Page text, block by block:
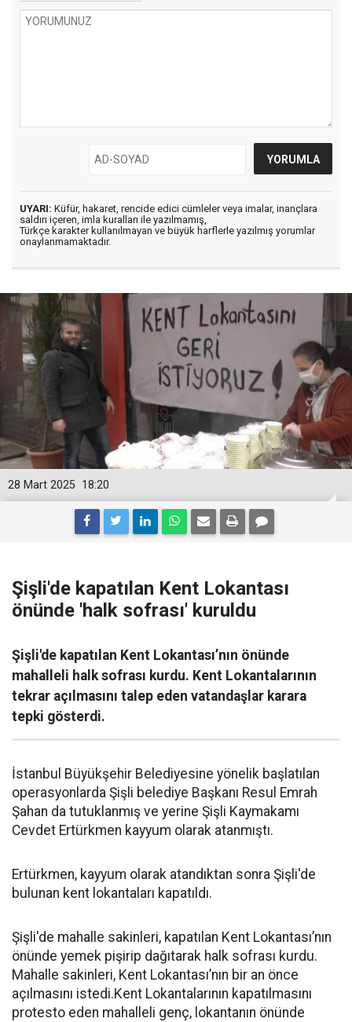
UYARI: Küfür, hakaret, rencide edici cümleler veya imalar, inançlara
saldırı içeren, imla kuralları ile yazılmamış,
Türkçe karakter kullanılmayan ve büyük harflerle yazılmış yorumlar
onaylanmamaktadır.
18:20
28 Mart 2025
Şişli'de kapatılan Kent Lokantası
önünde 'halk sofrası' kuruldu
Şişli'de kapatılan Kent Lokantası’nın önünde
mahalleli halk sofrası kurdu. Kent Lokantalarının
tekrar açılmasını talep eden vatandaşlar karara
tepki gösterdi.
İstanbul Büyükşehir Belediyesine yönelik başlatılan
operasyonlarda Şişli belediye Başkanı Resul Emrah
Şahan da tutuklanmış ve yerine Şişli Kaymakamı
Cevdet Ertürkmen kayyum olarak atanmıştı.
Ertürkmen, kayyum olarak atandıktan sonra Şişli'de
bulunan kent lokantaları kapatıldı.
Şişli'de mahalle sakinleri, kapatılan Kent Lokantası’nın
önünde yemek pişirip dağıtarak halk sofrası kurdu.
Mahalle sakinleri, Kent Lokantası’nın bir an önce
açılmasını istedi.Kent Lokantalarının kapatılmasını
protesto eden mahalleli genç, lokantanın önünde